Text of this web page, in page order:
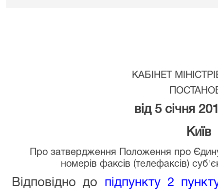
КАБІНЕТ
від 5 січня
Київ
Про затвердження Положення про
номерів факсів (телефаксів)
Відповідно до підпункту 2